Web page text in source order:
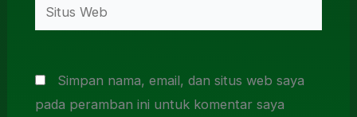
Situs
Web
Simpan nama, email, dan situs web saya
pada peramban ini untuk komentar saya